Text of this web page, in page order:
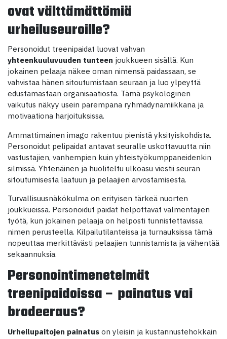
ovat välttämättömiä
urheiluseuroille?
Personoidut treenipaidat luovat vahvan
yhteenkuuluvuuden tunteen joukkueen sisällä. Kun
jokainen pelaaja näkee oman nimensä paidassaan, se
vahvistaa hänen sitoutumistaan seuraan ja luo ylpeyttä
edustamastaan organisaatiosta. Tämä psykologinen
vaikutus näkyy usein parempana ryhmädynamiikkana ja
motivaationa harjoituksissa.
Ammattimainen imago rakentuu pienistä yksityiskohdista.
Personoidut pelipaidat antavat seuralle uskottavuutta niin
vastustajien, vanhempien kuin yhteistyökumppaneidenkin
silmissä. Yhtenäinen ja huoliteltu ulkoasu viestii seuran
sitoutumisesta laatuun ja pelaajien arvostamisesta.
Turvallisuusnäkökulma on erityisen tärkeä nuorten
joukkueissa. Personoidut paidat helpottavat valmentajien
työtä, kun jokainen pelaaja on helposti tunnistettavissa
nimen perusteella. Kilpailutilanteissa ja turnauksissa tämä
nopeuttaa merkittävästi pelaajien tunnistamista ja vähentää
sekaannuksia.
Personointimenetelmät
treenipaidoissa – painatus vai
brodeeraus?
Urheilupaitojen painatus on yleisin ja kustannustehokkain